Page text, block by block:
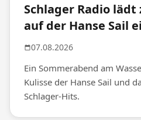
Schlager Radio
auf der Hanse Sail
07.08.2026
Ein Sommerabend am
Kulisse der Hanse Sail und
Schlager-Hits.